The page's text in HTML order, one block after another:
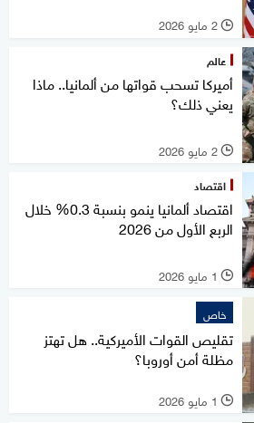
l 2 مايو 2026
عالم
أميركا تسحب قواتها من ألمانيا.. ماذا
يعني ذلك؟
l 2 مايو 2026
اقتصاد
اقتصاد ألمانيا ينمو بنسبة 0.3% خلال
الربع الأول من 2026
l 1 مايو 2026
خاص
تقليص القوات الأميركية.. هل تهتز
مظلة أمن أوروبا؟
l 1 مايو 2026